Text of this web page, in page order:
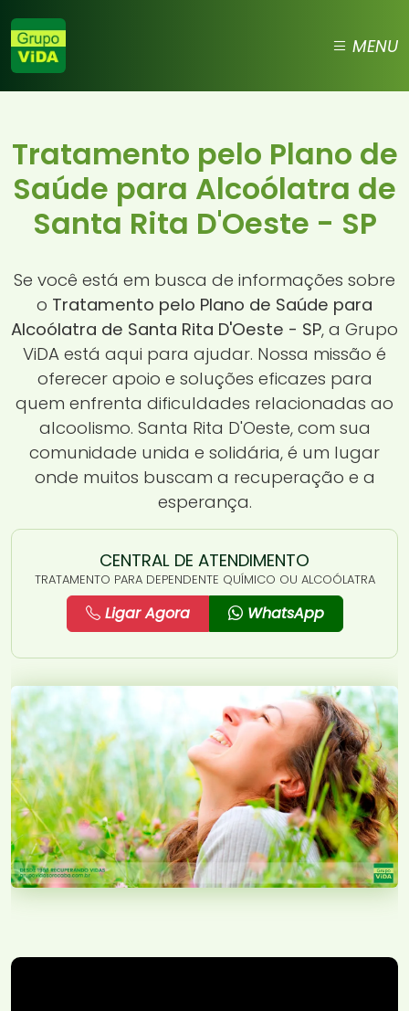
MENU
Tratamento pelo Plano de
Saúde para Alcoólatra de
Santa Rita D'Oeste - SP
Se você está em busca de informações sobre
o Tratamento pelo Plano de Saúde para
Alcoólatra de Santa Rita D'Oeste - SP, a Grupo
ViDA está aqui para ajudar. Nossa missão é
oferecer apoio e soluções eficazes para
quem enfrenta dificuldades relacionadas ao
alcoolismo. Santa Rita D'Oeste, com sua
comunidade unida e solidária, é um lugar
onde muitos buscam a recuperação e a
esperança.
CENTRAL DE ATENDIMENTO
TRATAMENTO PARA DEPENDENTE QUÍMICO OU ALCOÓLATRA
Ligar Agora WhatsApp